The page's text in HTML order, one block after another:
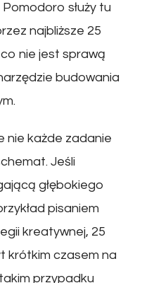
służy tu
najbliższe 25
nie jest sprawą
budowania
nie każde zadanie
Jeśli
głębokiego
pisaniem
kreatywnej, 25
krótkim czasem na
przypadku